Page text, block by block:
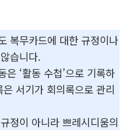
복무카드에 대한 규정이나
습니다.
‘활동 수첩’으로 기록하
서기가 회의록으로 관리
정이 아니라 쁘레시디움의